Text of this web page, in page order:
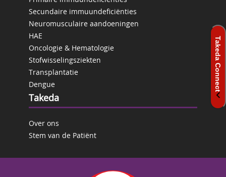
Secundaire immuundeficiënties
Neuromusculaire aandoeningen
HAE
Oncologie & Hematologie
Stofwisselingsziekten
Transplantatie
Dengue
Takeda
Over ons
Stem van de Patiënt